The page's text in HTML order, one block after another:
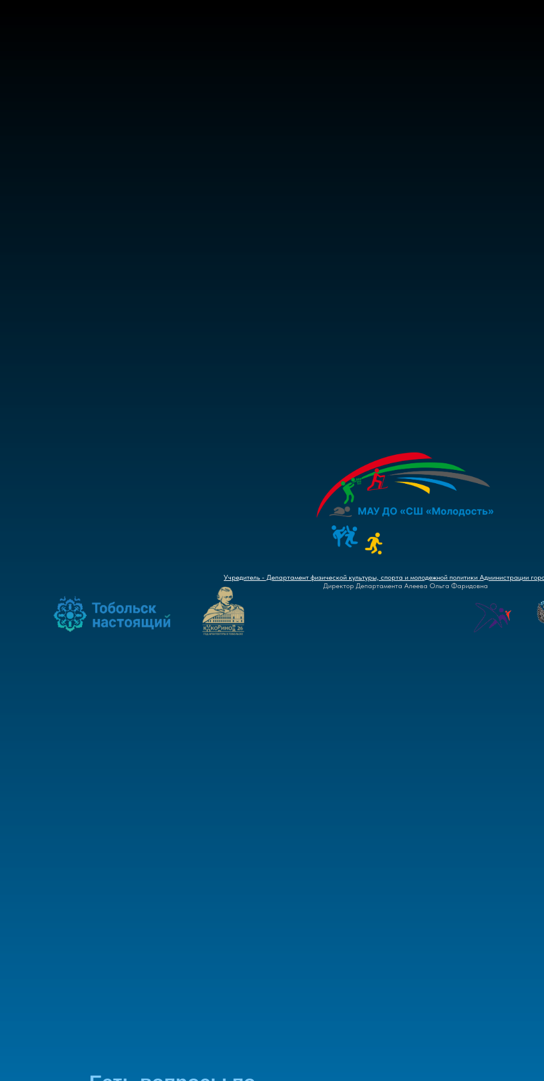
Учредитель - Департамент физической культуры, спорта и молодежной политики Администрации
Директор Департамента Алеева Ольга Фаридовна